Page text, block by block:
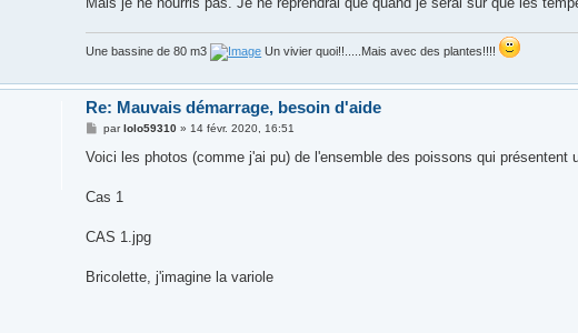
Une bassine de 80 m3 Un vivier quoi!!.....Mais avec des plantes!!!!
Re: Mauvais démarrage, besoin d'aide
M
s
g
parlolo59310 » 14 févr. 2020, 16:51
Voici les photos (comme j'ai pu) de l'ensemble des poissons qui
Cas 1
CAS 1.jpg
Bricolette, j'imagine la variole